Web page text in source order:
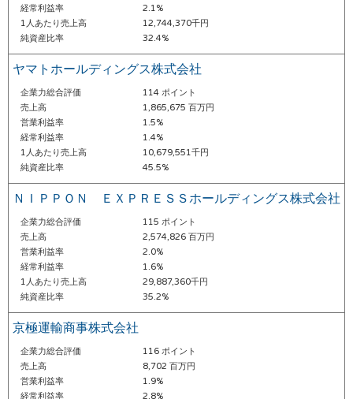
経常利益率
2.1%
1人あたり売上高
12,744,370千円
純資産比率
32.4%
ヤマトホールディングス株式会社
企業力総合評価
114 ポイント
売上高
1,865,675 百万円
営業利益率
1.5%
経常利益率
1.4%
1人あたり売上高
10,679,551千円
純資産比率
45.5%
ＮＩＰＰＯＮ ＥＸＰＲＥＳＳホールディングス株式会社
企業力総合評価
115 ポイント
売上高
2,574,826 百万円
営業利益率
2.0%
経常利益率
1.6%
1人あたり売上高
29,887,360千円
純資産比率
35.2%
京極運輸商事株式会社
企業力総合評価
116 ポイント
売上高
8,702 百万円
営業利益率
1.9%
経常利益率
2.8%